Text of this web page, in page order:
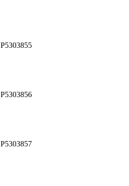
P5303855
P5303856
P5303857